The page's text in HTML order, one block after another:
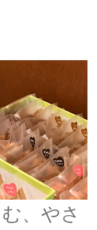
、やさ